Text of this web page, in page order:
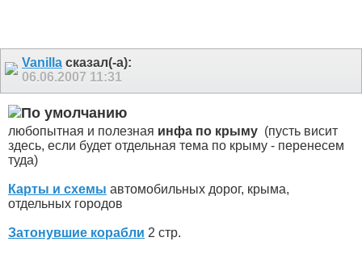
Vanilla сказал(-а):
06.06.2007 11:31
любопытная и полезная инфа по крыму (пусть висит
здесь, если будет отдельная тема по крыму - перенесем
туда)
Карты и схемы автомобильных дорог, крыма,
отдельных городов
Затонувшие корабли 2 стр.